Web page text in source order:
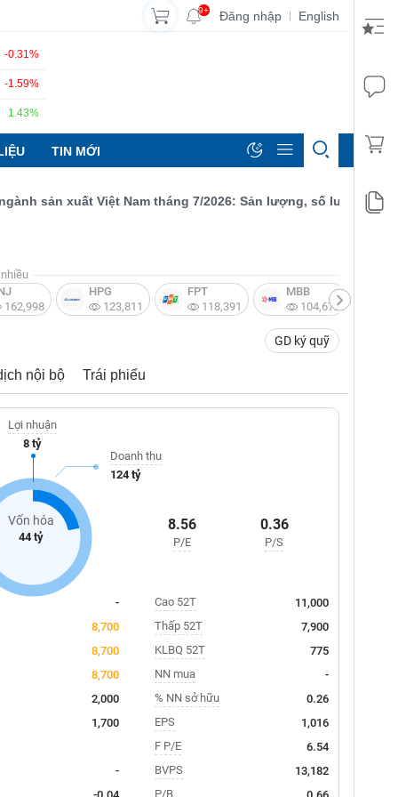
9+ Đăng nhập | English
-0.31%
-1.59%
1.43%
TIN MỚI
sản xuất Việt Nam tháng 7/2026: Sản lượng, số lượng đơn đặt
162,998
HPG
123,811
FPT
118,391
MBB
104,672
GD ký quỹ
nội bộ Trái phiếu
Vốn hóa
44 tỷ
Lợi nhuận
8 tỷ
Doanh thu
124 tỷ
8.56
P/E
0.36
P/S
-
8,700
8,700
8,700
2,000
1,700
-
-0.04
Cao 52T
11,000
Thấp 52T
7,900
KLBQ 52T
775
NN mua
-
% NN sở hữu
0.26
EPS
1,016
F P/E
6.54
BVPS
13,182
P/B
0.66